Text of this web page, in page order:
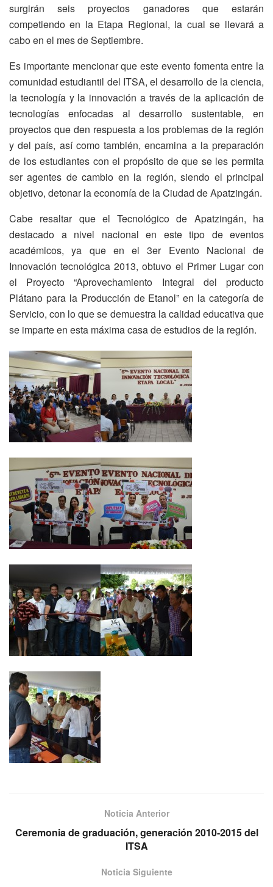
surgirán seis proyectos ganadores que estarán
competiendo en la Etapa Regional, la cual se llevará a
cabo en el mes de Septiembre.
Es importante mencionar que este evento fomenta entre la
comunidad estudiantil del ITSA, el desarrollo de la ciencia,
la tecnología y la innovación a través de la aplicación de
tecnologías enfocadas al desarrollo sustentable, en
proyectos que den respuesta a los problemas de la región
y del país, así como también, encamina a la preparación
de los estudiantes con el propósito de que se les permita
ser agentes de cambio en la región, siendo el principal
objetivo, detonar la economía de la Ciudad de Apatzingán.
Cabe resaltar que el Tecnológico de Apatzingán, ha
destacado a nivel nacional en este tipo de eventos
académicos, ya que en el 3er Evento Nacional de
Innovación tecnológica 2013, obtuvo el Primer Lugar con
el Proyecto “Aprovechamiento Integral del producto
Plátano para la Producción de Etanol” en la categoría de
Servicio, con lo que se demuestra la calidad educativa que
se imparte en esta máxima casa de estudios de la región.
Noticia Anterior
Ceremonia de graduación, generación 2010-2015 del
ITSA
Noticia Siguiente